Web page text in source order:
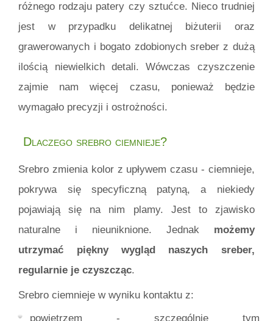
różnego rodzaju patery czy sztućce. Nieco trudniej
jest w przypadku delikatnej biżuterii oraz
grawerowanych i bogato zdobionych sreber z dużą
ilością niewielkich detali. Wówczas czyszczenie
zajmie nam więcej czasu, ponieważ będzie
wymagało precyzji i ostrożności.
Dlaczego srebro ciemnieje?
Srebro zmienia kolor z upływem czasu - ciemnieje,
pokrywa się specyficzną patyną, a niekiedy
pojawiają się na nim plamy. Jest to zjawisko
naturalne i nieuniknione. Jednak możemy
utrzymać piękny wygląd naszych sreber,
regularnie je czyszcząc.
Srebro ciemnieje w wyniku kontaktu z:
powietrzem - szczególnie tym